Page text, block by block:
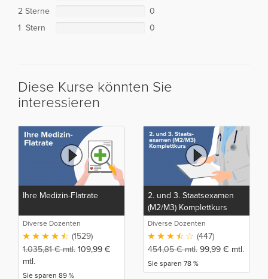
2 Sterne
0
1 Stern
0
Diese Kurse könnten Sie
interessieren
Ihre Medizin-Flatrate
Diverse Dozenten
(1529)
1.035,81€mtl. 109,99 €
mtl.
Sie sparen 89 %
2. und 3. Staatsexamen
(M2/M3) Komplettkurs
Diverse Dozenten
(447)
454,05€mtl. 99,99 € mtl.
Sie sparen 78 %